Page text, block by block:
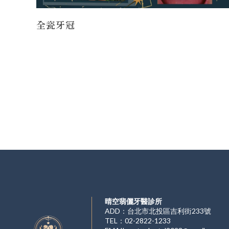
全瓷牙冠
晴空翡儷牙醫診所
ADD：台北市北投區吉利街233號
TEL：02-2822-1233